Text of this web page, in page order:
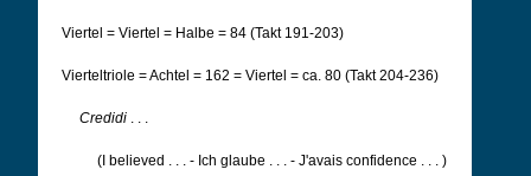
Viertel = Viertel = Halbe = 84 (Takt 191-203)
Vierteltriole = Achtel = 162 = Viertel = ca. 80 (Takt 204-236)
Credidi . . .
(I believed . . . - Ich glaube . . . - J'avais confidence . . . )